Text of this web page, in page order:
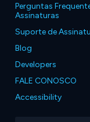
Perguntas
Assinaturas
Suporte de
Blog
Developers
FALE CONOSCO
Accessibility